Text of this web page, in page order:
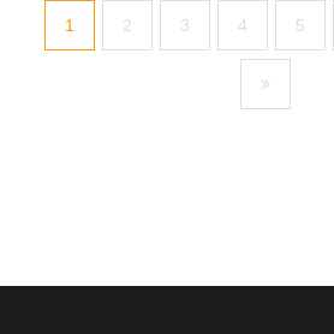
1 2 3 4 5